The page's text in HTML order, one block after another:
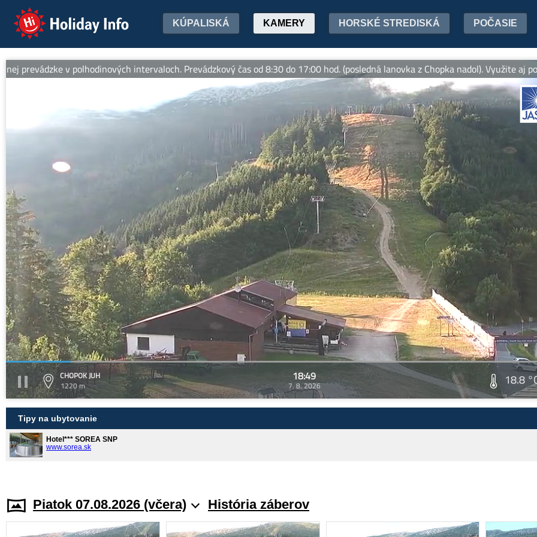
Holiday Info KÚPALISKÁ KAMERY HORSKÉ STREDISKÁ POČASIE
v polhodinových intervaloch. Prevádzkový čas od 8:30 do 17:00 hod. (posledná lanovka z Chopka nadol). Využite aj počas
CHOPOK JUH
1220 m
18:49
7. 8. 2026 18.8
Tipy na ubytovanie
Hotel*** SOREA SNP
www.sorea.sk
Piatok 07.08.2026 (včera) História záberov